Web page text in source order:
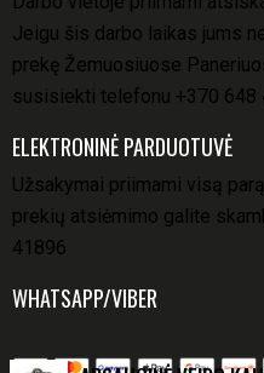
Jeigu šis darbo laikas jums
prekę Žemuosiuose
susisiekti telefonu +370 648
ELEKTRONINĖ PARDUOTUVĖ
Užsakymai priimami visą
prekių atsiėmimo galite
41896
WHATSAPP/VIBER